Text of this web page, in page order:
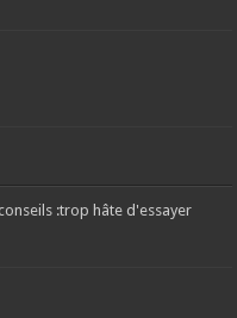
:trop hâte d'essayer